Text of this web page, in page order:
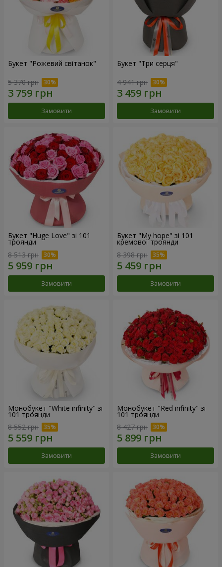
Букет "Рожевий світанок"
5 370 грн
Замовити
Букет "Три серця"
4 941 грн
Замовити
Букет "Huge Love" зі 101
троянди
8 513 грн
Замовити
Букет "My hope" зі 101
кремової троянди
8 398 грн
Замовити
Монобукет "White infinity" зі
101 троянди
8 552 грн
Замовити
Монобукет "Red infinity" зі
101 троянди
8 427 грн
Замовити